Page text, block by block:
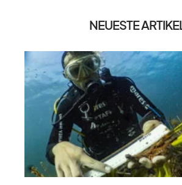
NEUESTE ARTIKEL